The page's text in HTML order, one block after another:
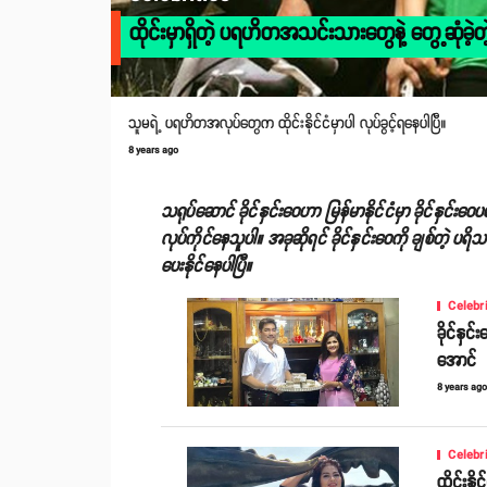
ထိုင်းမှာရှိတဲ့ ပရဟိတအသင်းသားတွေနဲ့ တွေ့ဆုံခဲ့တဲ့
သူမရဲ့ ပရဟိတအလုပ်တွေက ထိုင်းနိုင်ငံမှာပါ လုပ်ခွင့်ရနေပါပြီ။
8 years ago
သရုပ်ဆောင် ခိုင်နှင်းဝေဟာ မြန်မာနိုင်ငံမှာ ခိုင်နှ
လုပ်ကိုင်နေသူပါ။ အခုဆိုရင် ခိုင်နှင်းဝေကို ချစ်တဲ့ ပ
ပေးနိုင်နေပါပြီ။
ခိုင်နှင်
အောင်
8 years ago